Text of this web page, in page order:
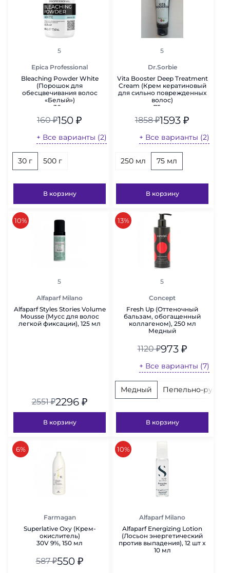
рейтинг
5
Epica Professional
Bleaching Powder White
(Порошок для
обесцвечивания волос
«Белый»)
30 г
160₽150 ₽
+ Все варианты (2)
30 г 500 г
В корзину
рейтинг
5
Dr.Sorbie
Vita Booster Deep Treatment
Cream (Крем кератиновый
для сильно поврежденных
волос)
75 мл
1858₽1593 ₽
+ Все варианты (2)
250 мл 75 мл
В корзину
скидка
10%
рейтинг
5
Alfaparf Milano
Alfaparf Styles Stories Volume
Mousse (Мусс для волос
легкой фиксации), 125 мл
2551₽2296₽
В корзину
скидка
13%
рейтинг
5
Concept
Fresh Up (Оттеночный
бальзам, обогащенный
коллагеном), 250 мл
Медный
1120₽973₽
+ Все варианты (7)
Медный Пепельно-русый
В корзину
скидка
6%
Farmagan
Superlative Oxy (Крем-
окислитель)
30V 9%, 150 мл
587₽550₽
скидка
10%
Alfaparf Milano
Alfaparf Energizing Lotion
(Лосьон энергетический
против выпадения), 12 шт x
10 мл